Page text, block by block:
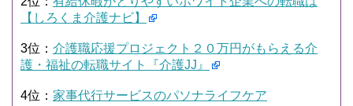
【しろくま介護ナビ】
3位： 介護職応援プロジェクト２０万円がもらえる介
護・福祉の転職サイト『介護JJ』
4位： 家事代行サービスのパソナライフケア